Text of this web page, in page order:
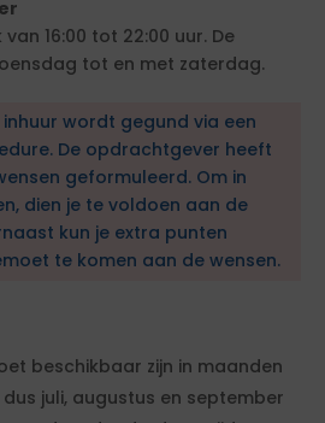
16:00 tot 22:00 uur. De
tot en met zaterdag.
wordt gegund via een
De opdrachtgever heeft
geformuleerd. Om in
dien je te voldoen aan de
kun je extra punten
te komen aan de wensen.
beschikbaar zijn in maanden
juli, augustus en september